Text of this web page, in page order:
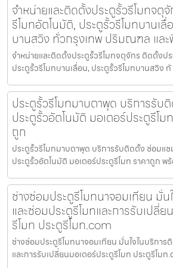
จำหน่ายและติดตั้งประตูรั้วรีโมทจตุ
รีโมทอัตโนมัติ, ประตูรั้วรีโมทบานเลื่
บานสวิง ทั่วกรุงเทพ ปริมณฑล และ
จำหน่ายและติดตั้งประตูรั้วรีโมทจตุจักร ติดตั้งป
ประตูรั้วรีโมทบานเลื่อน, ประตูรั้วรีโมทบานสวิง ทั
ประตูรั้วรีโมทมาบตาพุด บริการรับ
ประตูรั้วอัตโนมัติ มอเตอร์ประตูรีโม
ถูก
ประตูรั้วรีโมทมาบตาพุด บริการรับติดตั้ง ซ่อมแซ
ประตูรั้วอัตโนมัติ มอเตอร์ประตูรีโมท ราคาถูก พ
ช่างซ่อมประตูรีโมทนาจอมเทียน มั่
และซ่อมประตูรีโมทและการรับเปลี่
รีโมท ประตูรีโมท.com
ช่างซ่อมประตูรีโมทนาจอมเทียน มั่นใจในบริการ
และการรับเปลี่ยนมอเตอร์ประตูรีโมท ประตูรีโม